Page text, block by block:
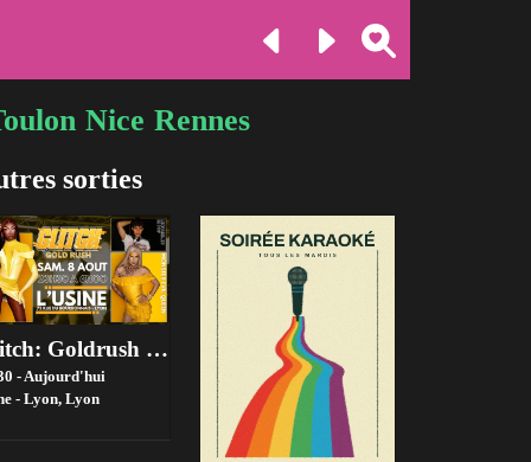
Nice Rennes
sorties
Glitch: Goldrush Ft. Lana Ja'rae (Rupaul's Drag Race Us S17)
- Aujourd'hui
- Lyon, Lyon